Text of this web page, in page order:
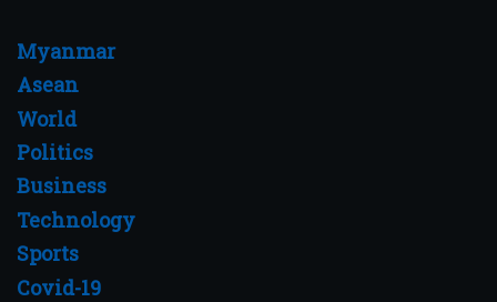
Myanmar
Asean
World
Politics
Business
Technology
Sports
Covid-19